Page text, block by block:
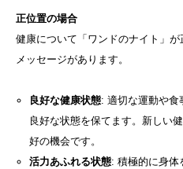
正位置の場合
健康について「ワンドのナイト」
メッセージがあります。
良好な健康状態: 適切な運動や食
良好な状態を保てます。新しい
好の機会です。
活力あふれる状態: 積極的に身体